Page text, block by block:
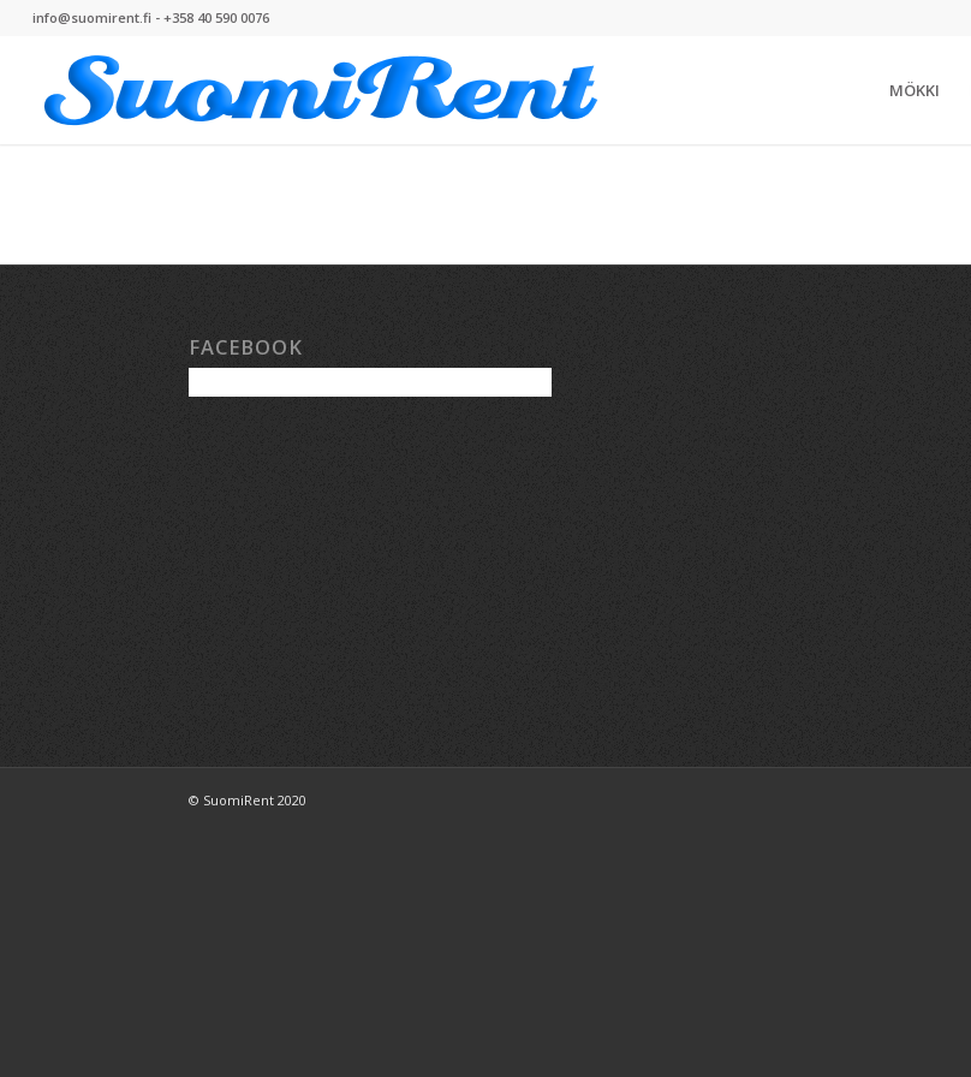
info@suomirent.fi - +358 40 590 0076
MÖKKI
FACEBOOK
© SuomiRent 2020